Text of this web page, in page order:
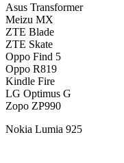
Asus Transformer
Meizu MX
ZTE Blade
ZTE Skate
Oppo Find 5
Oppo R819
Kindle Fire
LG Optimus G
Zopo ZP990
Nokia Lumia 925